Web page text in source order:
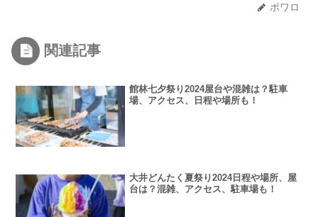
ポワロ
関連記事
館林七夕祭り2024屋台や混雑は？駐車
場、アクセス、日程や場所も！
大井どんたく夏祭り2024日程や場所、屋
台は？混雑、アクセス、駐車場も！